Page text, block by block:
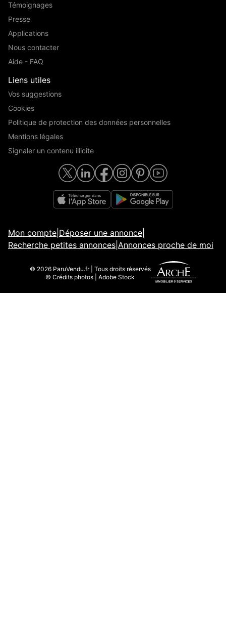
Témoignages
Presse
Applications
Nous contacter
Aide - FAQ
Liens utiles
Vos suggestions
Cookies
Politique de protection des données personnelles
Mentions légales
Signaler un contenu illicite
Mon compte Déposer une annonce
Recherche petites annonces Annonces proche de moi
© 2026 ParuVendu.fr | Tous droits réservés
© Crédits photos | Adobe Stock